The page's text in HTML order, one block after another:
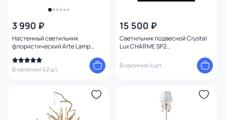
3 990 ₽
Настенный светильник
флористический Arte Lamp
В наличии 42 шт.
15 500 ₽
Светильник подвесной Crystal
Lux CHARME SP2
В наличии 4 шт.